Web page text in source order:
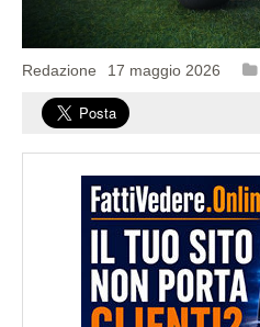
Redazione 17 maggio 2026